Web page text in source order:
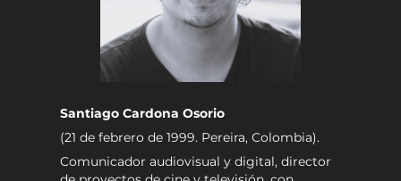
Santiago Cardona Osorio
(21 de febrero de 1999. Pereira, Colombia).
Comunicador audiovisual y digital, director